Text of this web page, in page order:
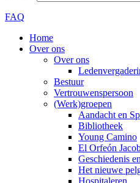
FAQ
Home
Over ons
Over ons
Bestuur
Vertrouwenspersoon
(Werk)groepen
Aandacht en
Bibliotheek
Young Camino
El Orfeón
Geschiedenis
Het nieuwe
Hospitaleren